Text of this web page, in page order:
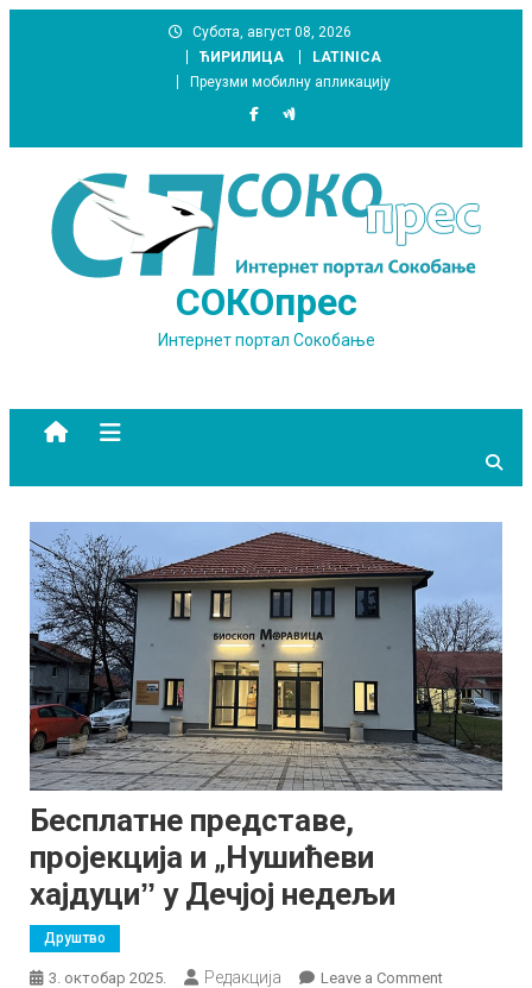
Субота, август 08, 2026
ЋИРИЛИЦА
LATINICA
Преузми мобилну апликацију
СОКОпрес
Интернет портал Сокобање
Бесплатне представе,
пројекција и „Нушићеви
хајдуциˮ у Дечјој недељи
Друштво
3. октобар 2025. Редакција Leave a Commenton